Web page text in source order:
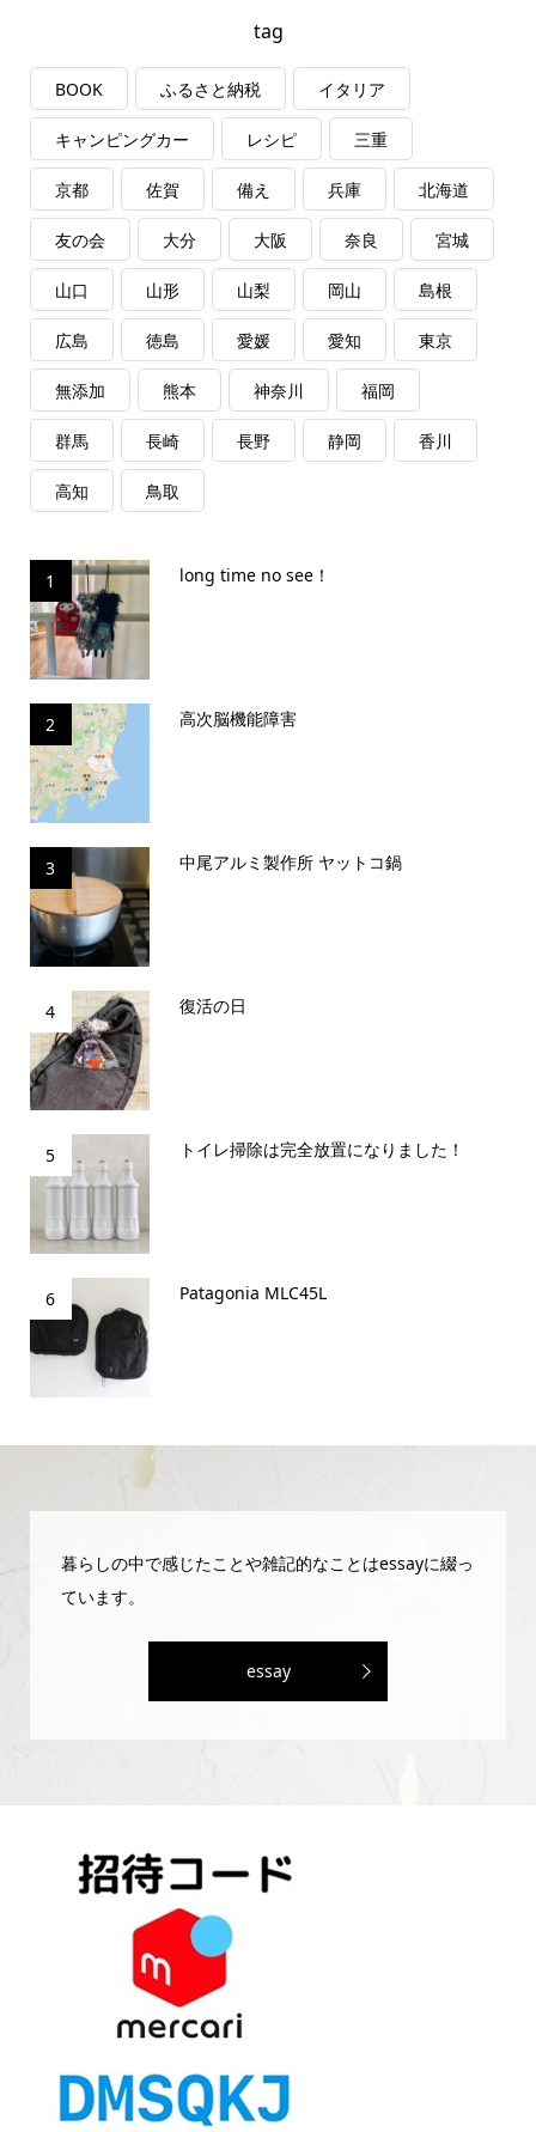
tag
BOOK ふるさと納税 イタリア
キャンピングカー レシピ 三重
京都 佐賀 備え 兵庫 北海道
友の会 大分 大阪 奈良 宮城
山口 山形 山梨 岡山 島根
広島 徳島 愛媛 愛知 東京
無添加 熊本 神奈川 福岡
群馬 長崎 長野 静岡 香川
高知 鳥取
1 long time no see！
2 高次脳機能障害
3 中尾アルミ製作所 ヤットコ鍋
4 復活の日
5 トイレ掃除は完全放置になりました！
6 Patagonia MLC45L
暮らしの中で感じたことや雑記的なことはessayに綴っ
ています。
essay